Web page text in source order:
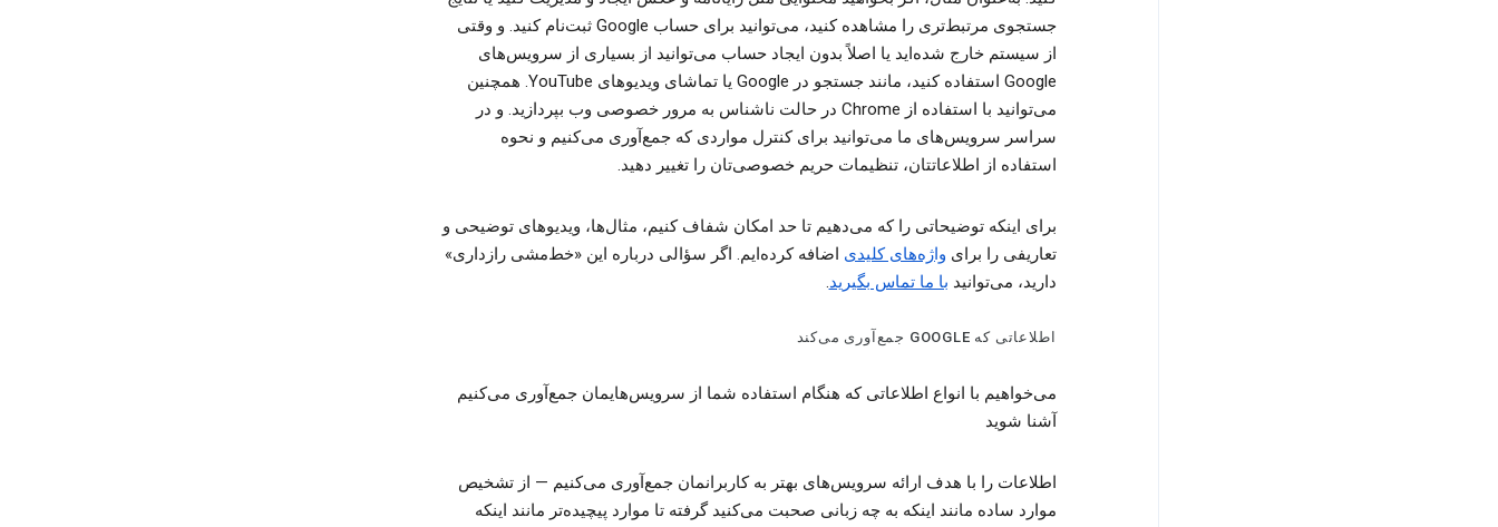
جستجوی مرتبط‌تری را مشاهده کنید، می‌توانید برای حساب Google ثبت‌نام کنید. و وقتی
از سیستم خارج شده‌اید یا اصلاً بدون ایجاد حساب می‌توانید از بسیاری از سرویس‌های
Google استفاده کنید، مانند جستجو در Google یا تماشای ویدیوهای YouTube. همچنین
می‌توانید با استفاده از Chrome در حالت ناشناس به مرور خصوصی وب بپردازید. و در
سراسر سرویس‌های ما می‌توانید برای کنترل مواردی که جمع‌آوری می‌کنیم و نحوه
استفاده از اطلاعاتتان، تنظیمات حریم خصوصی‌تان را تغییر دهید.
برای اینکه توضیحاتی را که می‌دهیم تا حد امکان شفاف ‌کنیم، مثال‌ها، ویدیوهای توضیحی و
تعاریفی را برای واژه‌های کلیدی اضافه کرده‌ایم. اگر سؤالی درباره این «خط‌مشی رازداری»
دارید، می‌توانید با ما تماس بگیرید.
اطلاعاتی که GOOGLE جمع‌آوری می‌کند
می‌خواهیم با انواع اطلاعاتی که هنگام استفاده شما از سرویس‌هایمان جمع‌آوری می‌کنیم
آشنا شوید
اطلاعات را با هدف ارائه سرویس‌های بهتر به کاربرانمان جمع‌آوری می‌کنیم — از تشخیص
موارد ساده مانند اینکه به چه زبانی صحبت می‌کنید گرفته تا موارد پیچیده‌تر مانند اینکه